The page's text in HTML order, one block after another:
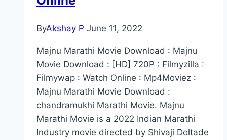
ByAkshay P June 11, 2022
Majnu Marathi Movie Download : Majnu
Movie Download : [HD] 720P : Filmyzilla :
Filmywap : Watch Online : Mp4Moviez :
Majnu Marathi Movie Download :
chandramukhi Marathi Movie. Majnu
Marathi Movie is a 2022 Indian Marathi
Industry movie directed by Shivaji Doltade